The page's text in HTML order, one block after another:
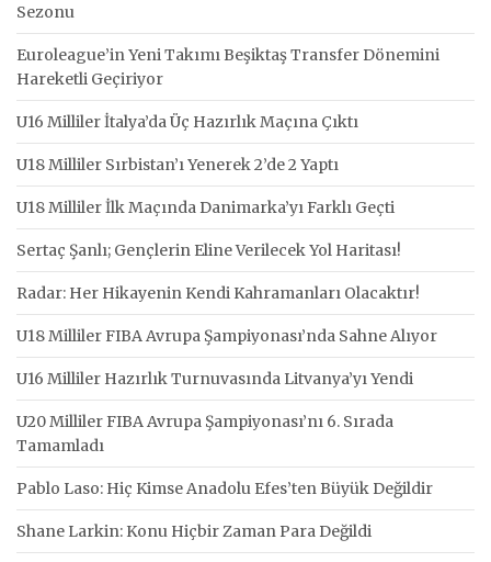
Sezonu
Euroleague’in Yeni Takımı Beşiktaş Transfer Dönemini
Hareketli Geçiriyor
U16 Milliler İtalya’da Üç Hazırlık Maçına Çıktı
U18 Milliler Sırbistan’ı Yenerek 2’de 2 Yaptı
U18 Milliler İlk Maçında Danimarka’yı Farklı Geçti
Sertaç Şanlı; Gençlerin Eline Verilecek Yol Haritası!
Radar: Her Hikayenin Kendi Kahramanları Olacaktır!
U18 Milliler FIBA Avrupa Şampiyonası’nda Sahne Alıyor
U16 Milliler Hazırlık Turnuvasında Litvanya’yı Yendi
U20 Milliler FIBA Avrupa Şampiyonası’nı 6. Sırada
Tamamladı
Pablo Laso: Hiç Kimse Anadolu Efes’ten Büyük Değildir
Shane Larkin: Konu Hiçbir Zaman Para Değildi